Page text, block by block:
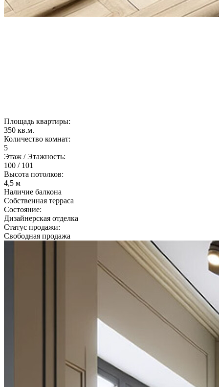
Площадь квартиры:
350 кв.м.
Количество комнат:
5
Этаж / Этажность:
100 / 101
Высота потолков:
4,5 м
Наличие балкона
Собственная терраса
Состояние:
Дизайнерская отделка
Статус продажи:
Свободная продажа